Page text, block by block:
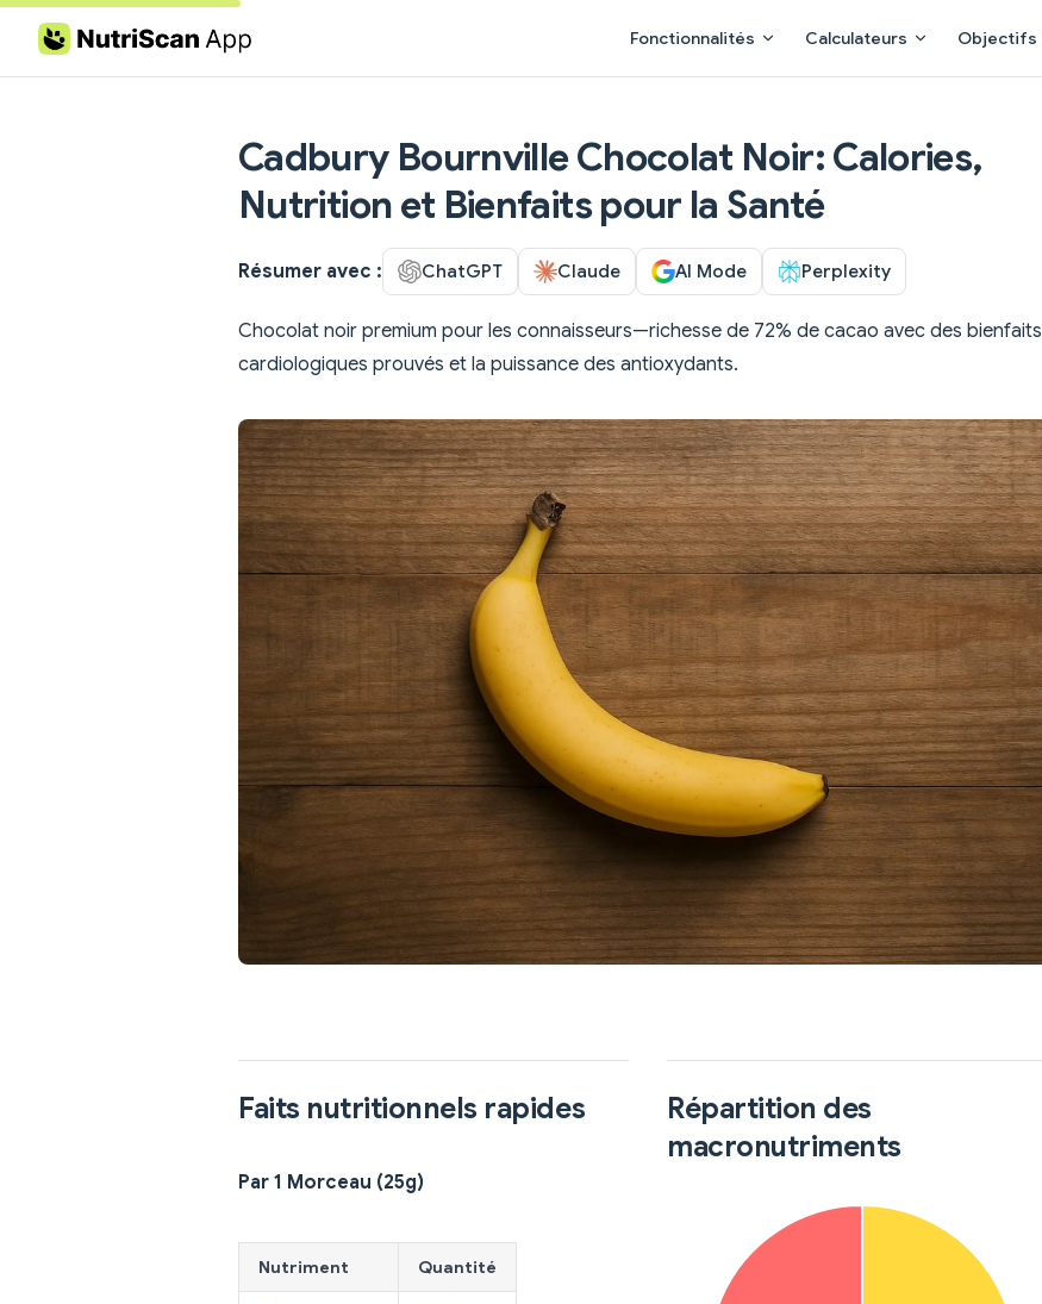
Skip to content Fonctionnalités Calculateurs Objectifs
Cadbury Bournville Chocolat Noir: Calories,
Nutrition et Bienfaits pour la Santé
Résumer avec : ChatGPT Claude AI Mode Perplexity
Chocolat noir premium pour les connaisseurs—richesse de 72% de cacao avec des bienfaits
cardiologiques prouvés et la puissance des antioxydants.
Faits nutritionnels rapides
Par 1 Morceau (25g)
Nutriment Quantité
Répartition des
macronutriments